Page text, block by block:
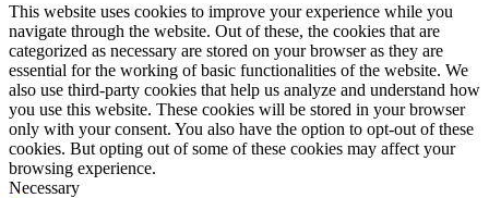
This website uses cookies to improve your experience while you
navigate through the website. Out of these, the cookies that are
categorized as necessary are stored on your browser as they are
essential for the working of basic functionalities of the website. We
also use third-party cookies that help us analyze and understand how
you use this website. These cookies will be stored in your browser
only with your consent. You also have the option to opt-out of these
cookies. But opting out of some of these cookies may affect your
browsing experience.
Necessary